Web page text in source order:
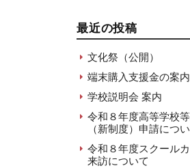
最近の投稿
文化祭（公開）
端末購入支援金の案内
学校説明会 案内
令和８年度高等学校
（新制度）申請につ
令和８年度スクール
来訪について